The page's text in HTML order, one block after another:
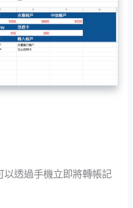
透過手機立即將轉帳記